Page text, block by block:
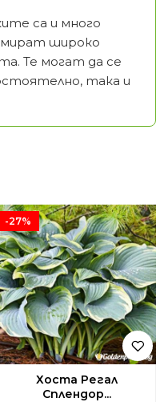
са и много
широко
Те могат да се
така и
-27%
Хоста Регал
Сплендор...